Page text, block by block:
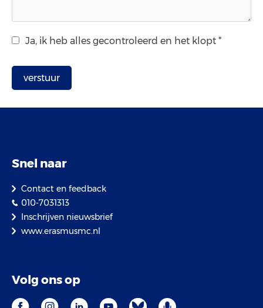
Ja, ik heb alles gecontroleerd en het klopt *
Snel naar
Contact en feedback
010-7031313
Inschrijven nieuwsbrief
www.erasmusmc.nl
Volg ons op